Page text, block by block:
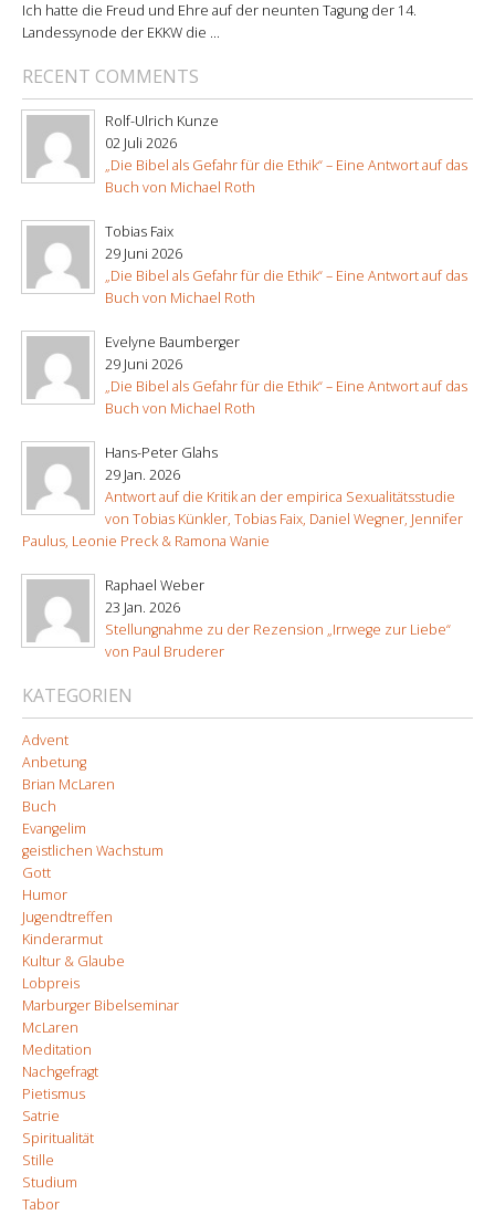
Ich hatte die Freud und Ehre auf der neunten Tagung der 14.
Landessynode der EKKW die ...
RECENT COMMENTS
Rolf-Ulrich Kunze
02 Juli 2026
„Die Bibel als Gefahr für die Ethik“ – Eine Antwort auf das
Buch von Michael Roth
Tobias Faix
29 Juni 2026
„Die Bibel als Gefahr für die Ethik“ – Eine Antwort auf das
Buch von Michael Roth
Evelyne Baumberger
29 Juni 2026
„Die Bibel als Gefahr für die Ethik“ – Eine Antwort auf das
Buch von Michael Roth
Hans-Peter Glahs
29 Jan. 2026
Antwort auf die Kritik an der empirica Sexualitätsstudie
von Tobias Künkler, Tobias Faix, Daniel Wegner, Jennifer
Paulus, Leonie Preck & Ramona Wanie
Raphael Weber
23 Jan. 2026
Stellungnahme zu der Rezension „Irrwege zur Liebe“
von Paul Bruderer
KATEGORIEN
Advent
Anbetung
Brian McLaren
Buch
Evangelim
geistlichen Wachstum
Gott
Humor
Jugendtreffen
Kinderarmut
Kultur & Glaube
Lobpreis
Marburger Bibelseminar
McLaren
Meditation
Nachgefragt
Pietismus
Satrie
Spiritualität
Stille
Studium
Tabor